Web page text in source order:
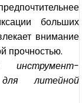
больших
внимание
прочностью.
инструмент-
литейной